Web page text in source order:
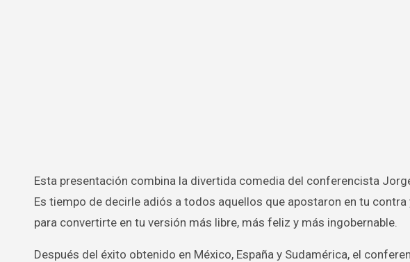
Esta presentación combina la divertida comedia del conferencista Jorge Lozano H. con un mensaje de profunda reflexión.
Es tiempo de decirle adiós a todos aquellos que apostaron en tu
para convertirte en tu versión más libre, más feliz y más ingobernable.
Después del éxito obtenido en México, España y Sudamérica, el